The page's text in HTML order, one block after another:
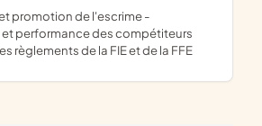
performance des compétiteurs
règlements de la FIE et de la FFE